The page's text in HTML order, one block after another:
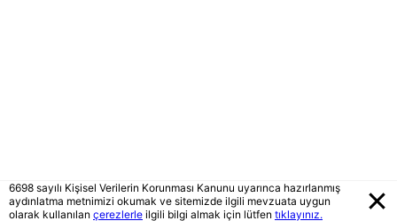
6698 sayılı Kişisel Verilerin Korunması Kanunu uyarınca hazırlanmış
aydınlatma metnimizi okumak ve sitemizde ilgili mevzuata uygun
olarak kullanılan çerezlerle ilgili bilgi almak için lütfen tıklayınız.